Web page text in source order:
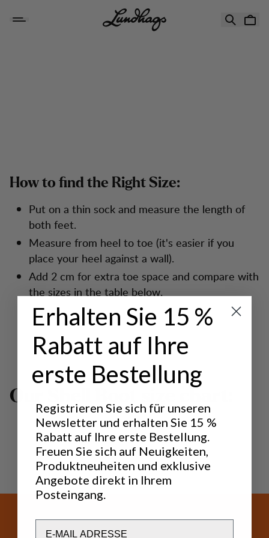
How to find the Right Size:
Put on a thin sock and measure the length of
both feet.
Measure from heel to toe (it's easier if you
place your heel against a wall).
Add 2 cm for extra toe space and compare with
the sizes in the table below.
O
Erhalten Sie 15 %
Rabatt auf Ihre
erste Bestellung
Registrieren Sie sich für unseren
Newsletter und erhalten Sie 15 %
Rabatt auf Ihre erste Bestellung.
Freuen Sie sich auf Neuigkeiten,
Produktneuheiten und exklusive
Angebote direkt in Ihrem
Posteingang.